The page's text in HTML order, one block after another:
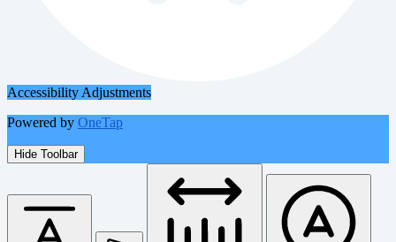
Accessibility Adjustments
Powered by OneTap
Hide Toolbar